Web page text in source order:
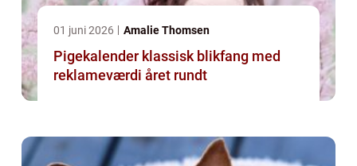
01 juni 2026 Amalie Thomsen
Pigekalender klassisk blikfang med
reklameværdi året rundt